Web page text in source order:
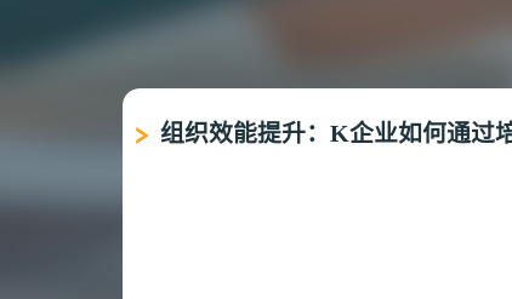
组织效能提升：K企业如何通过